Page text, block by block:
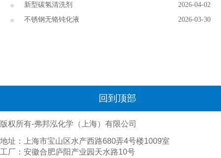
2026-04-02
新型碳氢清洗剂
2026-03-30
不锈钢无铬钝化液
回到顶部
版权所有-弗邦泓化学（上海）有限公司
地址：上海市宝山区水产西路680弄4号楼1009室
工厂：安徽合肥庐阳产业园天水路10号